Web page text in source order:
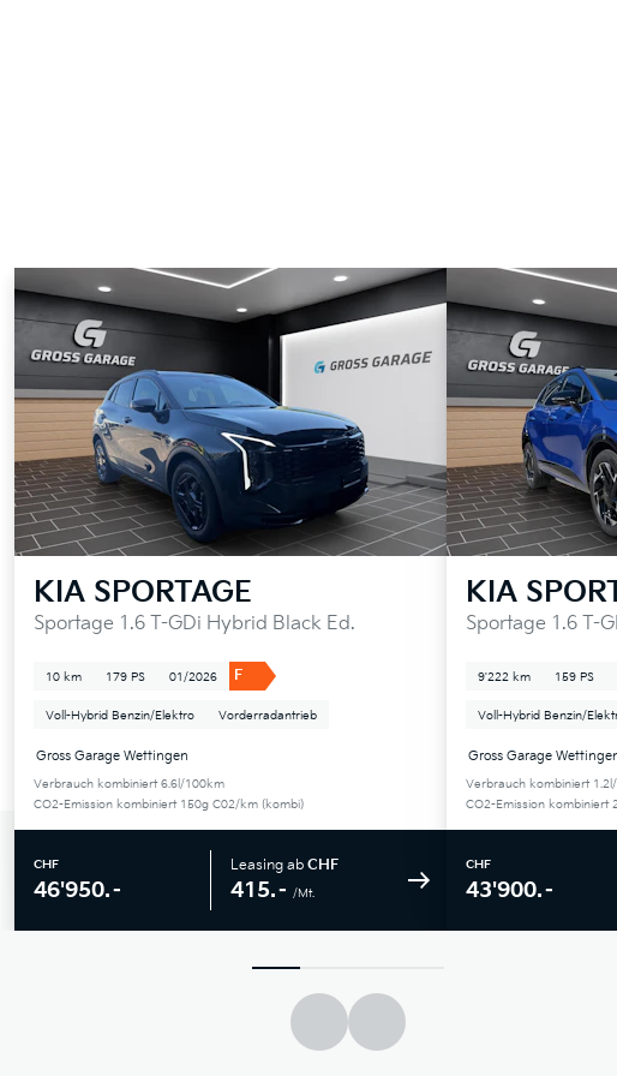
KIA SPORTAGE
Sportage 1.6 T-GDi Hybrid Black Ed.
10 km 179 PS 01/2026 F
Voll-Hybrid Benzin/Elektro Vorderradantrieb
Gross Garage Wettingen
Verbrauch kombiniert 6.6l/100km
CO2-Emission kombiniert 150g C02/km (kombi)
CHF
46'950.–
Leasing ab CHF
415.– /Mt.
KIA
Sportage 1.6 T-
9'222 km 159 PS
Voll-Hybrid Benzin/
Gross Garage
Verbrauch kombiniert
CO2-Emission kombiniert
CHF
43'900.–